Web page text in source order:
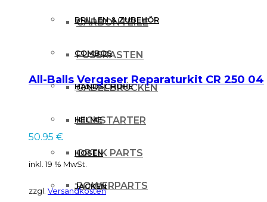
CARBONTEILE
FUSSRASTEN
GABELBRÜCKEN
KICKSTARTER
OPTIK PARTS
POWERPARTS
BRILLEN & ZUBEHÖR
COMBOS
HANDSCHUHE
HELME
HOSEN
JACKEN
All-Balls Vergaser Reparaturkit CR 250 04
50.95 €
inkl. 19 % MwSt.
zzgl. Versandkosten